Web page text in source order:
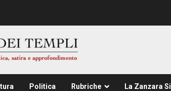
Politica Rubriche La Zanzara